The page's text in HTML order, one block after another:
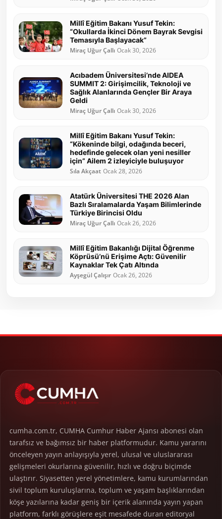
Millî Eğitim Bakanı Yusuf Tekin:
“Okullarda İkinci Dönem Bayrak Sevgisi
Temasıyla Başlayacak”
Miraç Uğur Çallı Ocak 30, 2026
Acıbadem Üniversitesi’nde AIDEA
SUMMIT 2: Girişimcilik, Teknoloji ve
Sağlık Alanlarında Gençler Bir Araya
Geldi
Miraç Uğur Çallı Ocak 30, 2026
Millî Eğitim Bakanı Yusuf Tekin:
“Kökeninde bilgi, odağında beceri,
hedefinde gelecek olan yeni nesiller
için” Ailem 2 izleyiciyle buluşuyor
Sıla Akçaat Ocak 28, 2026
Atatürk Üniversitesi THE 2026 Alan
Bazlı Sıralamalarda Yaşam Bilimlerinde
Türkiye Birincisi Oldu
Miraç Uğur Çallı Ocak 26, 2026
Millî Eğitim Bakanlığı Dijital Öğrenme
Köprüsü’nü Erişime Açtı: Güvenilir
Kaynaklar Tek Çatı Altında
Ayşegül Çalışır Ocak 26, 2026
cumha.com.tr, CUMHA Cumhur Haber Ajansı abonesi olan
tarafsız ve bağımsız bir haber platformudur. Kamu yararını
önceleyen yayın anlayışıyla yerel, ulusal ve uluslararası
gelişmeleri okurlarına güvenilir, hızlı ve doğru biçimde
ulaştırır. Siyasetten yerel yönetimlere, kamu kurumlarından
sivil toplum kuruluşlarına, toplum ve yaşam başlıklarından
köşe yazılarına kadar geniş bir içerik alanında yayın yapan
platform, farklı görüşlere eşit mesafede duran editoryal